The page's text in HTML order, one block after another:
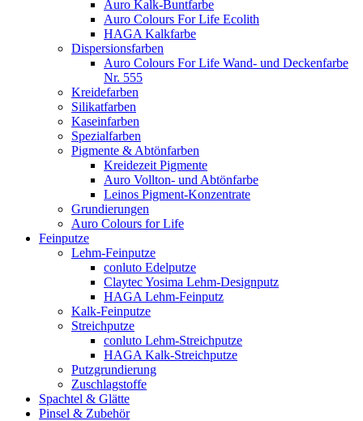
Auro Kalk-Buntfarbe
Auro Colours For Life Ecolith
HAGA Kalkfarbe
Dispersionsfarben
Auro Colours For Life Wand- und Deckenfarbe
Nr. 555
Kreidefarben
Silikatfarben
Kaseinfarben
Spezialfarben
Pigmente & Abtönfarben
Kreidezeit Pigmente
Auro Vollton- und Abtönfarbe
Leinos Pigment-Konzentrate
Grundierungen
Auro Colours for Life
Feinputze
Lehm-Feinputze
conluto Edelputze
Claytec Yosima Lehm-Designputz
HAGA Lehm-Feinputz
Kalk-Feinputze
Streichputze
conluto Lehm-Streichputze
HAGA Kalk-Streichputze
Putzgrundierung
Zuschlagstoffe
Spachtel & Glätte
Pinsel & Zubehör